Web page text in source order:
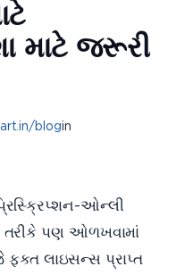
માટે જરૂરી
blogin
ઓન્લી
તરીકે પણ ઓળખવામાં
લાઇસન્સ પ્રાપ્ત